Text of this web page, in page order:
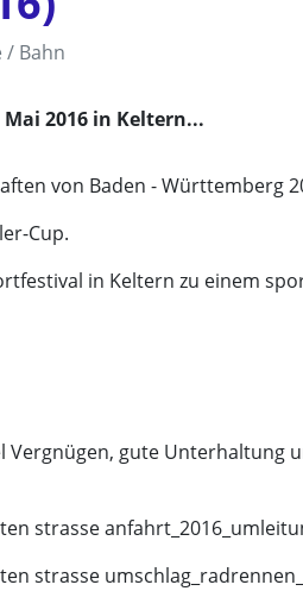
/ Bahn
2016 in Keltern...
von Baden - Württemberg
Cup.
in Keltern zu einem
gute Unterhaltung
strasse
strasse